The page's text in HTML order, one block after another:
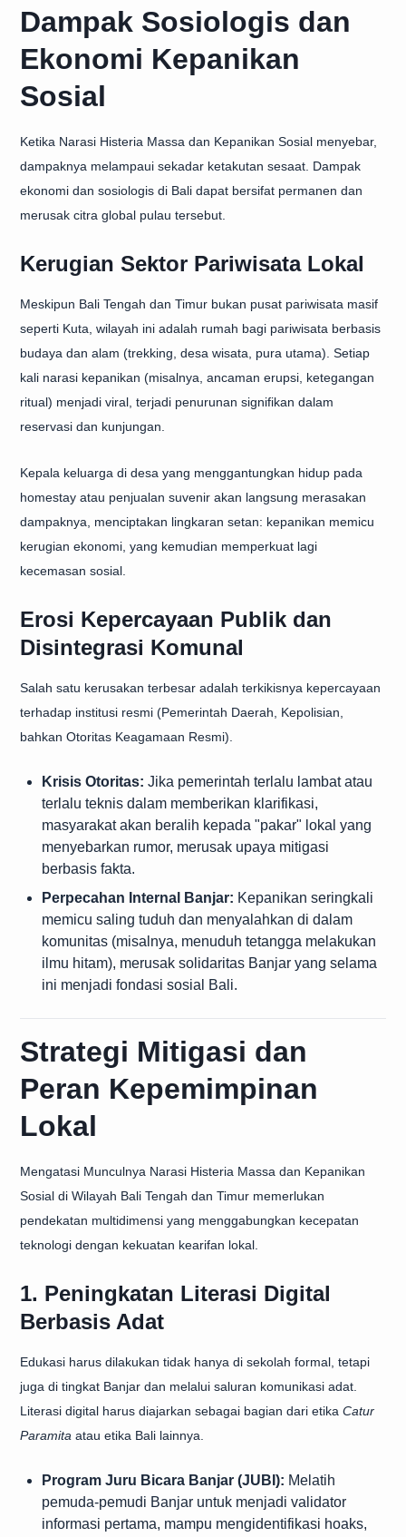
Dampak Sosiologis dan
Ekonomi Kepanikan
Sosial
Ketika Narasi Histeria Massa dan Kepanikan Sosial menyebar,
dampaknya melampaui sekadar ketakutan sesaat. Dampak
ekonomi dan sosiologis di Bali dapat bersifat permanen dan
merusak citra global pulau tersebut.
Kerugian Sektor Pariwisata Lokal
Meskipun Bali Tengah dan Timur bukan pusat pariwisata masif
seperti Kuta, wilayah ini adalah rumah bagi pariwisata berbasis
budaya dan alam (trekking, desa wisata, pura utama). Setiap
kali narasi kepanikan (misalnya, ancaman erupsi, ketegangan
ritual) menjadi viral, terjadi penurunan signifikan dalam
reservasi dan kunjungan.
Kepala keluarga di desa yang menggantungkan hidup pada
homestay atau penjualan suvenir akan langsung merasakan
dampaknya, menciptakan lingkaran setan: kepanikan memicu
kerugian ekonomi, yang kemudian memperkuat lagi
kecemasan sosial.
Erosi Kepercayaan Publik dan
Disintegrasi Komunal
Salah satu kerusakan terbesar adalah terkikisnya kepercayaan
terhadap institusi resmi (Pemerintah Daerah, Kepolisian,
bahkan Otoritas Keagamaan Resmi).
Krisis Otoritas: Jika pemerintah terlalu lambat atau
terlalu teknis dalam memberikan klarifikasi,
masyarakat akan beralih kepada "pakar" lokal yang
menyebarkan rumor, merusak upaya mitigasi
berbasis fakta.
Perpecahan Internal Banjar: Kepanikan seringkali
memicu saling tuduh dan menyalahkan di dalam
komunitas (misalnya, menuduh tetangga melakukan
ilmu hitam), merusak solidaritas Banjar yang selama
ini menjadi fondasi sosial Bali.
Strategi Mitigasi dan
Peran Kepemimpinan
Lokal
Mengatasi Munculnya Narasi Histeria Massa dan Kepanikan
Sosial di Wilayah Bali Tengah dan Timur memerlukan
pendekatan multidimensi yang menggabungkan kecepatan
teknologi dengan kekuatan kearifan lokal.
1. Peningkatan Literasi Digital
Berbasis Adat
Edukasi harus dilakukan tidak hanya di sekolah formal, tetapi
juga di tingkat Banjar dan melalui saluran komunikasi adat.
Literasi digital harus diajarkan sebagai bagian dari etika Catur
Paramita atau etika Bali lainnya.
Program Juru Bicara Banjar (JUBI): Melatih
pemuda-pemudi Banjar untuk menjadi validator
informasi pertama, mampu mengidentifikasi hoaks,